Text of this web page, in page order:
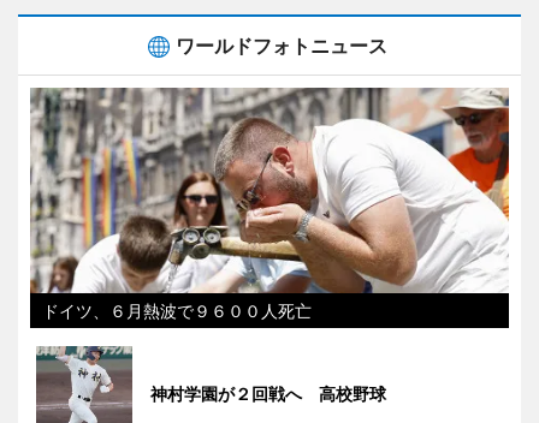
ワールドフォトニュース
ドイツ、６月熱波で９６００人死亡
神村学園が２回戦へ 高校野球